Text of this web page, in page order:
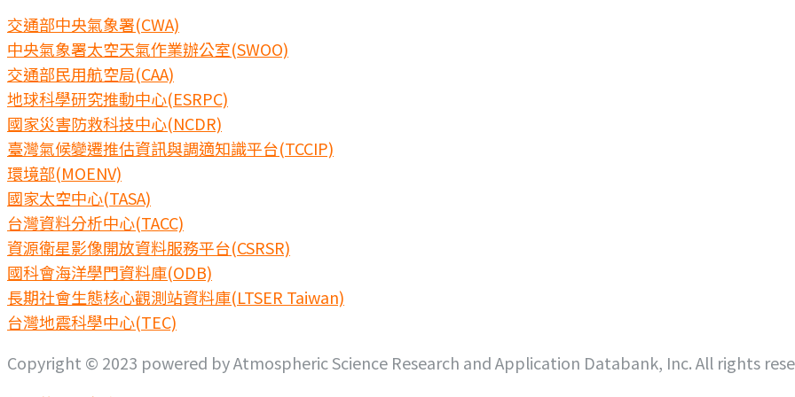
交通部中央氣象署(CWA)
中央氣象署太空天氣作業辦公室(SWOO)
交通部民用航空局(CAA)
地球科學研究推動中心(ESRPC)
國家災害防救科技中心(NCDR)
臺灣氣候變遷推估資訊與調適知識平台(TCCIP)
環境部(MOENV)
國家太空中心(TASA)
台灣資料分析中心(TACC)
資源衛星影像開放資料服務平台(CSRSR)
國科會海洋學門資料庫(ODB)
長期社會生態核心觀測站資料庫(LTSER Taiwan)
台灣地震科學中心(TEC)
Copyright © 2023 powered by Atmospheric Science Research and Application Databank, Inc. All rights